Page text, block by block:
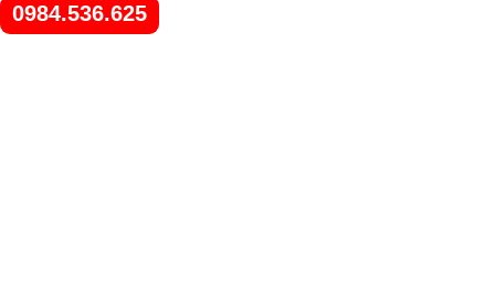
0984.536.625